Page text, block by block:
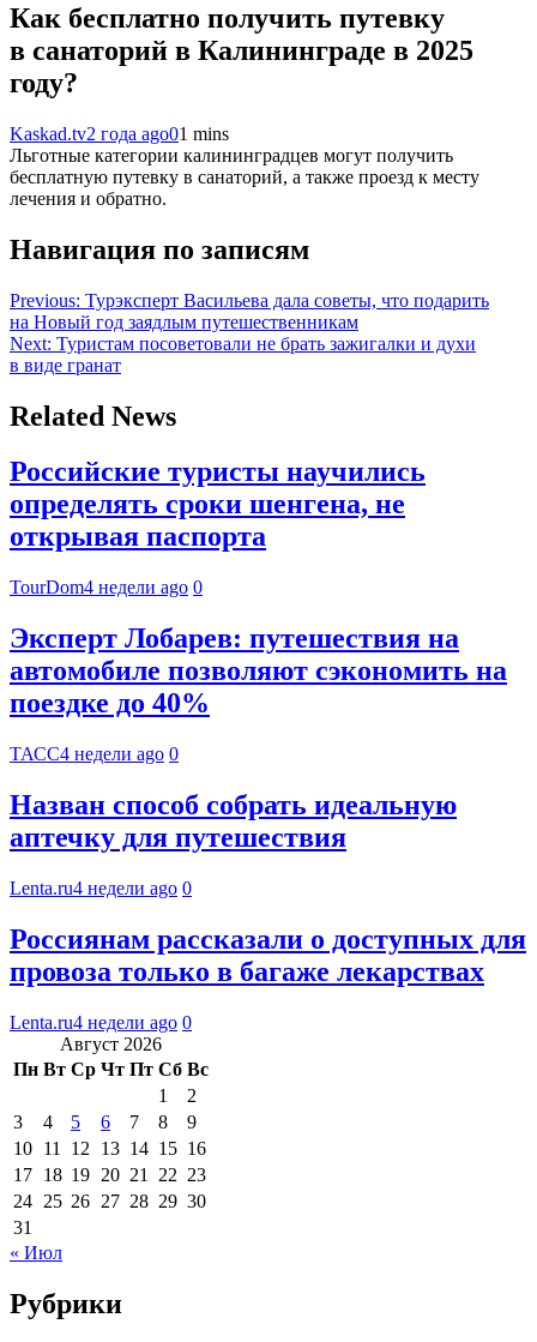
Как бесплатно получить путевку
в санаторий в Калининграде в 2025
году?
Kaskad.tv2 года ago01 mins
Льготные категории калининградцев могут получить
бесплатную путевку в санаторий, а также проезд к месту
лечения и обратно.
Навигация по записям
Previous: Турэксперт Васильева дала советы, что подарить
на Новый год заядлым путешественникам
Next: Туристам посоветовали не брать зажигалки и духи
в виде гранат
Related News
Российские туристы научились
определять сроки шенгена, не
открывая паспорта
TourDom4 недели ago 0
Эксперт Лобарев: путешествия на
автомобиле позволяют сэкономить на
поездке до 40%
ТАСС4 недели ago 0
Назван способ собрать идеальную
аптечку для путешествия
Lenta.ru4 недели ago 0
Россиянам рассказали о доступных для
провоза только в багаже лекарствах
Lenta.ru4 недели ago 0
Август 2026
Пн Вт Ср Чт Пт Сб Вс
1
2
3
4 5 6 7 8
9
10 11 12 13 14 15 16
17 18 19 20 21 22 23
24 25 26 27 28 29 30
31
« Июл
Рубрики